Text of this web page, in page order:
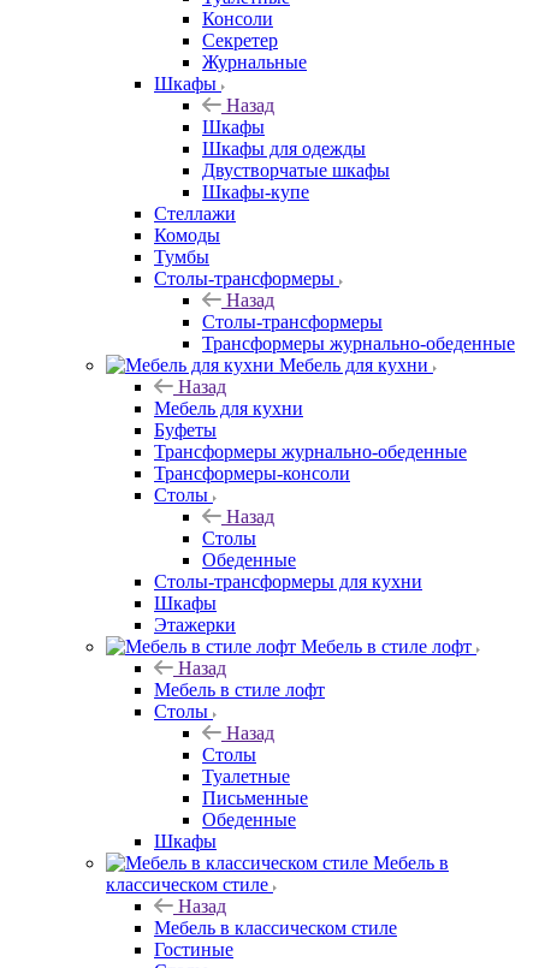
Консоли
Секретер
Журнальные
Шкафы
Назад
Шкафы
Шкафы для одежды
Двустворчатые шкафы
Шкафы-купе
Стеллажи
Комоды
Тумбы
Столы-трансформеры
Назад
Столы-трансформеры
Трансформеры журнально-обеденные
Мебель для кухни
Назад
Мебель для кухни
Буфеты
Трансформеры журнально-обеденные
Трансформеры-консоли
Столы
Назад
Столы
Обеденные
Столы-трансформеры для кухни
Шкафы
Этажерки
Мебель в стиле лофт
Назад
Мебель в стиле лофт
Столы
Назад
Столы
Туалетные
Письменные
Обеденные
Шкафы
Мебель в
классическом стиле
Назад
Мебель в классическом стиле
Гостиные